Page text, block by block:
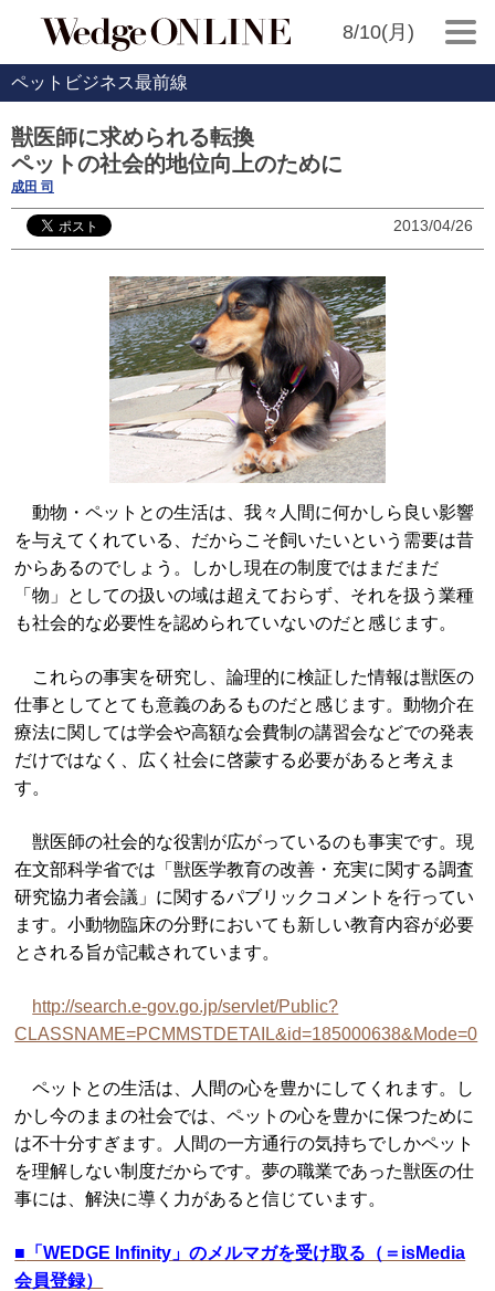
8/10(月)
ペットビジネス最前線
獣医師に求められる転換
ペットの社会的地位向上のために
成田 司
2013/04/26
動物・ペットとの生活は、我々人間に何かしら良い影響
を与えてくれている、だからこそ飼いたいという需要は昔
からあるのでしょう。しかし現在の制度ではまだまだ
「物」としての扱いの域は超えておらず、それを扱う業種
も社会的な必要性を認められていないのだと感じます。
これらの事実を研究し、論理的に検証した情報は獣医の
仕事としてとても意義のあるものだと感じます。動物介在
療法に関しては学会や高額な会費制の講習会などでの発表
だけではなく、広く社会に啓蒙する必要があると考えま
す。
獣医師の社会的な役割が広がっているのも事実です。現
在文部科学省では「獣医学教育の改善・充実に関する調査
研究協力者会議」に関するパブリックコメントを行ってい
ます。小動物臨床の分野においても新しい教育内容が必要
とされる旨が記載されています。
http://search.e-gov.go.jp/servlet/Public?
CLASSNAME=PCMMSTDETAIL&id=185000638&Mode=0
ペットとの生活は、人間の心を豊かにしてくれます。し
かし今のままの社会では、ペットの心を豊かに保つために
は不十分すぎます。人間の一方通行の気持ちでしかペット
を理解しない制度だからです。夢の職業であった獣医の仕
事には、解決に導く力があると信じています。
■ 「WEDGE Infinity」のメルマガを受け取る（＝isMedia
会員登録）